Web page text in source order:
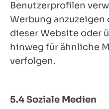
Benutzerprofilen
Werbung anzuzeigen
dieser Website oder
hinweg für ähnliche
verfolgen.
5.4 Soziale Medien